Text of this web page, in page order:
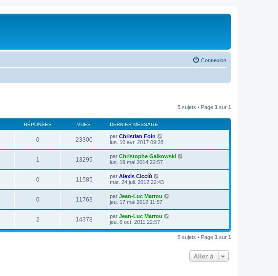
Connexion
5 sujets • Page 1 sur 1
RÉPONSES VUES DERNIER MESSAGE
0 23300 par Christian Foin
lun. 10 avr. 2017 09:28
1 13295 par Christophe Galkowski
lun. 19 mai 2014 22:57
0 11585 par Alexis Cicciù
mar. 24 juil. 2012 22:43
0 11763 par Jean-Luc Marrou
jeu. 17 mai 2012 11:57
2 14378 par Jean-Luc Marrou
jeu. 6 oct. 2011 22:57
5 sujets • Page 1 sur 1
Aller à